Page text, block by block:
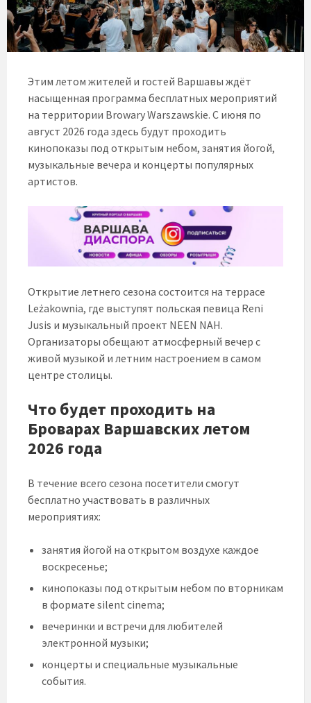
Этим летом жителей и гостей Варшавы ждёт
насыщенная программа бесплатных мероприятий
на территории Browary Warszawskie. С июня по
август 2026 года здесь будут проходить
кинопоказы под открытым небом, занятия йогой,
музыкальные вечера и концерты популярных
артистов.
Открытие летнего сезона состоится на террасе
Leżakownia, где выступят польская певица Reni
Jusis и музыкальный проект NEEN NAH.
Организаторы обещают атмосферный вечер с
живой музыкой и летним настроением в самом
центре столицы.
Что будет проходить на
Броварах Варшавских летом
2026 года
В течение всего сезона посетители смогут
бесплатно участвовать в различных
мероприятиях:
занятия йогой на открытом воздухе каждое
воскресенье;
кинопоказы под открытым небом по вторникам
в формате silent cinema;
вечеринки и встречи для любителей
электронной музыки;
концерты и специальные музыкальные
события.